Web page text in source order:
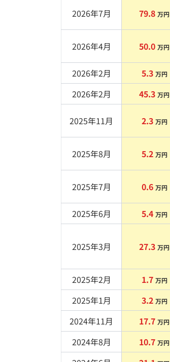
2026年7月 79.8 万円
2026年4月 50.0 万円
2026年2月
5.3 万円
2026年2月
45.3 万円
2025年11月 2.3 万円
2025年8月 5.2 万円
2025年7月 0.6 万円
2025年6月
5.4 万円
2025年3月 27.3 万円
2025年2月 1.7 万円
2025年1月
3.2 万円
2024年11月
17.7 万円
2024年8月
10.7 万円